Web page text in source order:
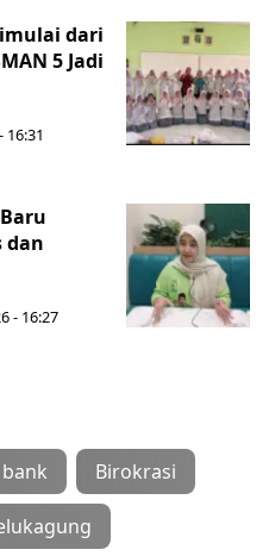
dari
5 Jadi
16:31
dan
- 16:27
bank Birokrasi